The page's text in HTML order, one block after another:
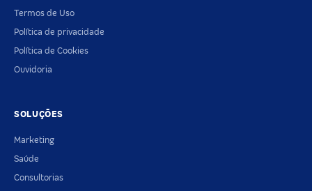
Termos de Uso
Política de privacidade
Política de Cookies
Ouvidoria
SOLUÇÕES
Marketing
Saúde
Consultorias